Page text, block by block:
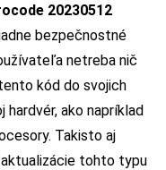
20230512
bezpečnostné
netreba nič
kód do svojich
hardvér, ako napríklad
Takisto aj
tohto typu